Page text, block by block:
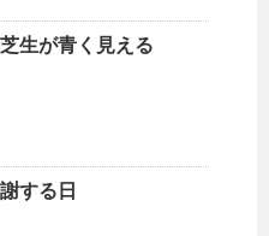
生が青く見える
する日